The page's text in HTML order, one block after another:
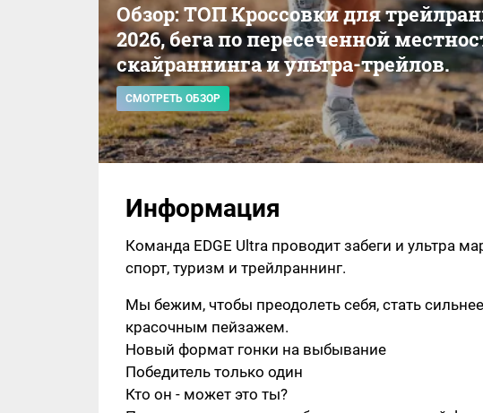
Обзор: ТОП Кроссовки для
2026, бега по пересеченной
скайраннинга и ультра-трейлов.
СМОТРЕТЬ ОБЗОР
Информация
Команда EDGE Ultra проводит забеги и ультра
спорт, туризм и трейлраннинг.
Мы бежим, чтобы преодолеть себя, стать
красочным пейзажем.
Новый формат гонки на выбывание
Победитель только один
Кто он - может это ты?